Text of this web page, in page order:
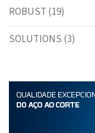
ROBUST (19)
SOLUTIONS (3)